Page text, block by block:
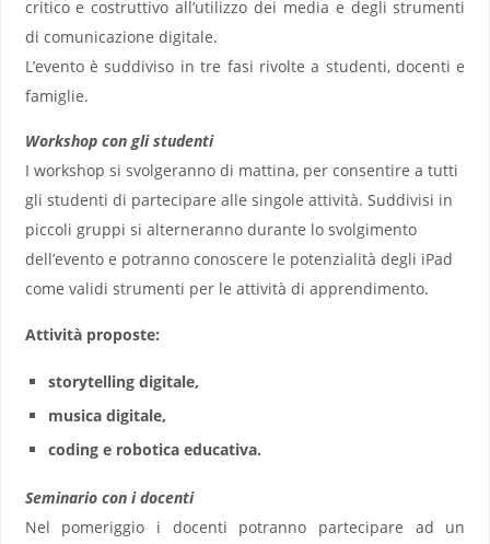
critico e costruttivo all’utilizzo dei media e degli strumenti
di comunicazione digitale.
L’evento è suddiviso in tre fasi rivolte a studenti, docenti e
famiglie.
Workshop con gli studenti
I workshop si svolgeranno di mattina, per consentire a tutti
gli studenti di partecipare alle singole attività. Suddivisi in
piccoli gruppi si alterneranno durante lo svolgimento
dell’evento e potranno conoscere le potenzialità degli iPad
come validi strumenti per le attività di apprendimento.
Attività proposte:
storytelling digitale,
musica digitale,
coding e robotica educativa.
Seminario con i docenti
Nel pomeriggio i docenti potranno partecipare ad un